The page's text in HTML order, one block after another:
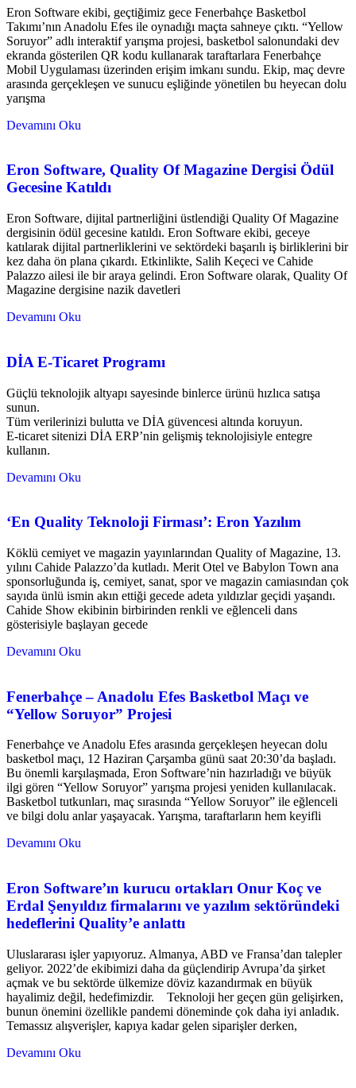
Eron Software ekibi, geçtiğimiz gece Fenerbahçe Basketbol
Takımı’nın Anadolu Efes ile oynadığı maçta sahneye çıktı. “Yellow
Soruyor” adlı interaktif yarışma projesi, basketbol salonundaki dev
ekranda gösterilen QR kodu kullanarak taraftarlara Fenerbahçe
Mobil Uygulaması üzerinden erişim imkanı sundu. Ekip, maç devre
arasında gerçekleşen ve sunucu eşliğinde yönetilen bu heyecan dolu
yarışma
Devamını Oku
Eron Software, Quality Of Magazine Dergisi Ödül
Gecesine Katıldı
Eron Software, dijital partnerliğini üstlendiği Quality Of Magazine
dergisinin ödül gecesine katıldı. Eron Software ekibi, geceye
katılarak dijital partnerliklerini ve sektördeki başarılı iş birliklerini bir
kez daha ön plana çıkardı. Etkinlikte, Salih Keçeci ve Cahide
Palazzo ailesi ile bir araya gelindi. Eron Software olarak, Quality Of
Magazine dergisine nazik davetleri
Devamını Oku
DİA E-Ticaret Programı
Güçlü teknolojik altyapı sayesinde binlerce ürünü hızlıca satışa
sunun.
Tüm verilerinizi bulutta ve DİA güvencesi altında koruyun.
E-ticaret sitenizi DİA ERP’nin gelişmiş teknolojisiyle entegre
kullanın.
Devamını Oku
‘En Quality Teknoloji Firması’: Eron Yazılım
Köklü cemiyet ve magazin yayınlarından Quality of Magazine, 13.
yılını Cahide Palazzo’da kutladı. Merit Otel ve Babylon Town ana
sponsorluğunda iş, cemiyet, sanat, spor ve magazin camiasından çok
sayıda ünlü ismin akın ettiği gecede adeta yıldızlar geçidi yaşandı.
Cahide Show ekibinin birbirinden renkli ve eğlenceli dans
gösterisiyle başlayan gecede
Devamını Oku
Fenerbahçe – Anadolu Efes Basketbol Maçı ve
“Yellow Soruyor” Projesi
Fenerbahçe ve Anadolu Efes arasında gerçekleşen heyecan dolu
basketbol maçı, 12 Haziran Çarşamba günü saat 20:30’da başladı.
Bu önemli karşılaşmada, Eron Software’nin hazırladığı ve büyük
ilgi gören “Yellow Soruyor” yarışma projesi yeniden kullanılacak.
Basketbol tutkunları, maç sırasında “Yellow Soruyor” ile eğlenceli
ve bilgi dolu anlar yaşayacak. Yarışma, taraftarların hem keyifli
Devamını Oku
Eron Software’ın kurucu ortakları Onur Koç ve
Erdal Şenyıldız firmalarını ve yazılım sektöründeki
hedeflerini Quality’e anlattı
Uluslararası işler yapıyoruz. Almanya, ABD ve Fransa’dan talepler
geliyor. 2022’de ekibimizi daha da güçlendirip Avrupa’da şirket
açmak ve bu sektörde ülkemize döviz kazandırmak en büyük
hayalimiz değil, hedefimizdir. Teknoloji her geçen gün gelişirken,
bunun önemini özellikle pandemi döneminde çok daha iyi anladık.
Temassız alışverişler, kapıya kadar gelen siparişler derken,
Devamını Oku